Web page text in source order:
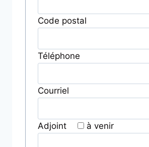
Code postal
Téléphone
Courriel
Adjoint à venir